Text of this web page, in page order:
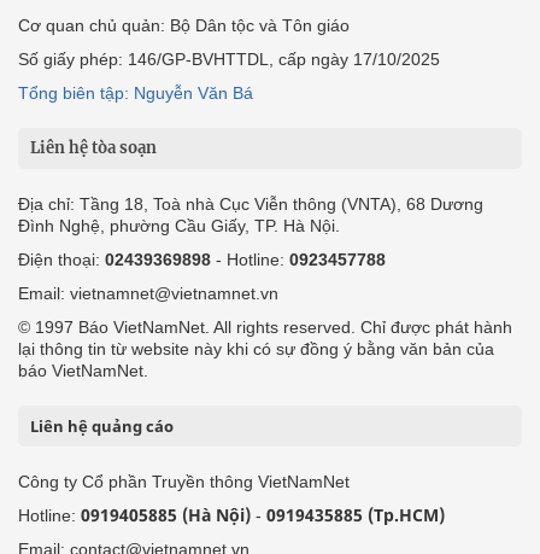
Cơ quan chủ quản: Bộ Dân tộc và Tôn giáo
Số giấy phép: 146/GP-BVHTTDL, cấp ngày 17/10/2025
Tổng biên tập: Nguyễn Văn Bá
Liên hệ tòa soạn
Địa chỉ: Tầng 18, Toà nhà Cục Viễn thông (VNTA), 68 Dương
Đình Nghệ, phường Cầu Giấy, TP. Hà Nội.
Điện thoại: 02439369898 - Hotline: 0923457788
Email: vietnamnet@vietnamnet.vn
© 1997 Báo VietNamNet. All rights reserved. Chỉ được phát hành
lại thông tin từ website này khi có sự đồng ý bằng văn bản của
báo VietNamNet.
Liên hệ quảng cáo
Công ty Cổ phần Truyền thông VietNamNet
Hotline: 0919405885 (Hà Nội) - 0919435885 (Tp.HCM)
Email: contact@vietnamnet.vn